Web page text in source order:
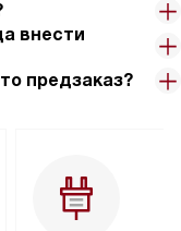
внести
предзаказ?